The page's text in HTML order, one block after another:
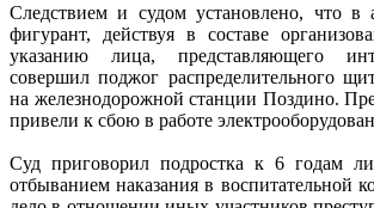
Следствием и судом установлено, что в
фигурант, действуя в составе
указанию лица, представляющего
совершил поджог распределительного
на железнодорожной станции Поздино.
привели к сбою в работе
Суд приговорил подростка к 6 годам
отбыванием наказания в воспитательной